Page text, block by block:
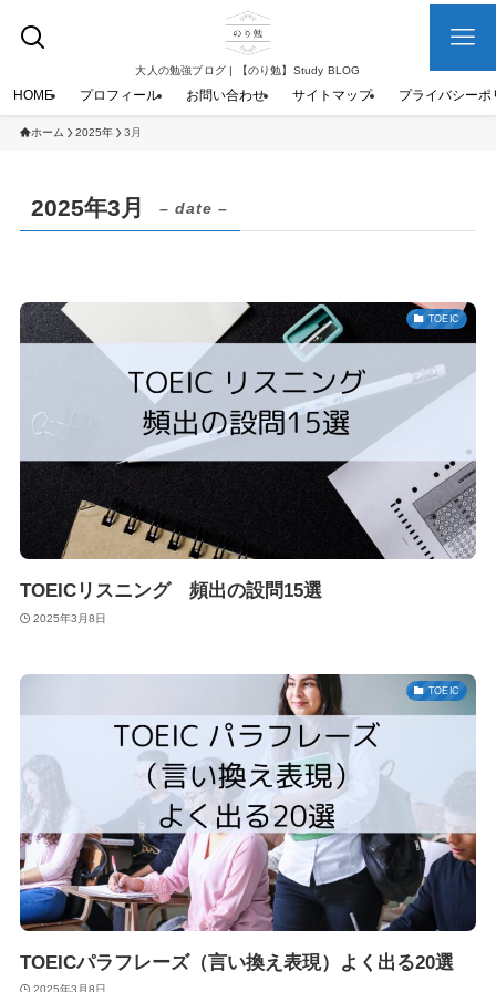
大人の勉強ブログ | 【のり勉】Study BLOG
HOME プロフィール お問い合わせ サイトマップ プライバシーポ
ホーム 2025年 3月
2025年3月 – date –
TOEIC
TOEICリスニング 頻出の設問15選
2025年3月8日
TOEIC
TOEICパラフレーズ（言い換え表現）よく出る20選